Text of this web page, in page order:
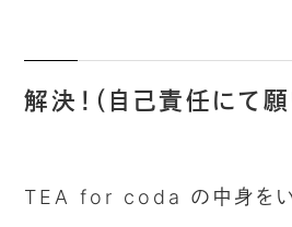
解決！（自己責任にて願
TEA for coda の中身をい